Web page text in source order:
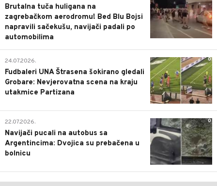
Brutalna tuča huligana na
zagrebačkom aerodromu! Bed Blu Bojsi
napravili sačekušu, navijači padali po
automobilima
0
24.07.2026.
Fudbaleri UNA Štrasena šokirano gledali
Grobare: Nevjerovatna scena na kraju
utakmice Partizana
0
22.07.2026.
Navijači pucali na autobus sa
Argentincima: Dvojica su prebačena u
bolnicu